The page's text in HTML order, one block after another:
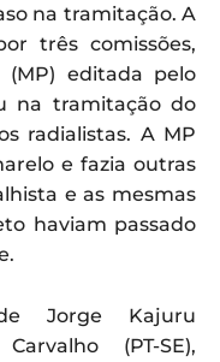
na tramitação. A
três comissões,
editada pelo
na tramitação do
radialistas. A MP
e fazia outras
e as mesmas
haviam passado
Jorge Kajuru
(PT-SE),